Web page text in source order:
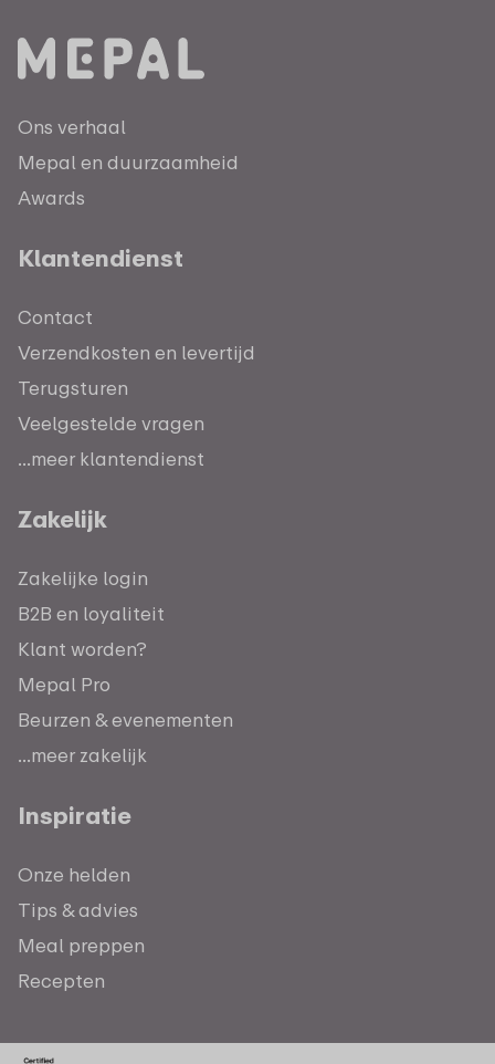
Ons verhaal
Mepal en duurzaamheid
Awards
Klantendienst
Contact
Verzendkosten en levertijd
Terugsturen
Veelgestelde vragen
...meer klantendienst
Zakelijk
Zakelijke login
B2B en loyaliteit
Klant worden?
Mepal Pro
Beurzen & evenementen
...meer zakelijk
Inspiratie
Onze helden
Tips & advies
Meal preppen
Recepten